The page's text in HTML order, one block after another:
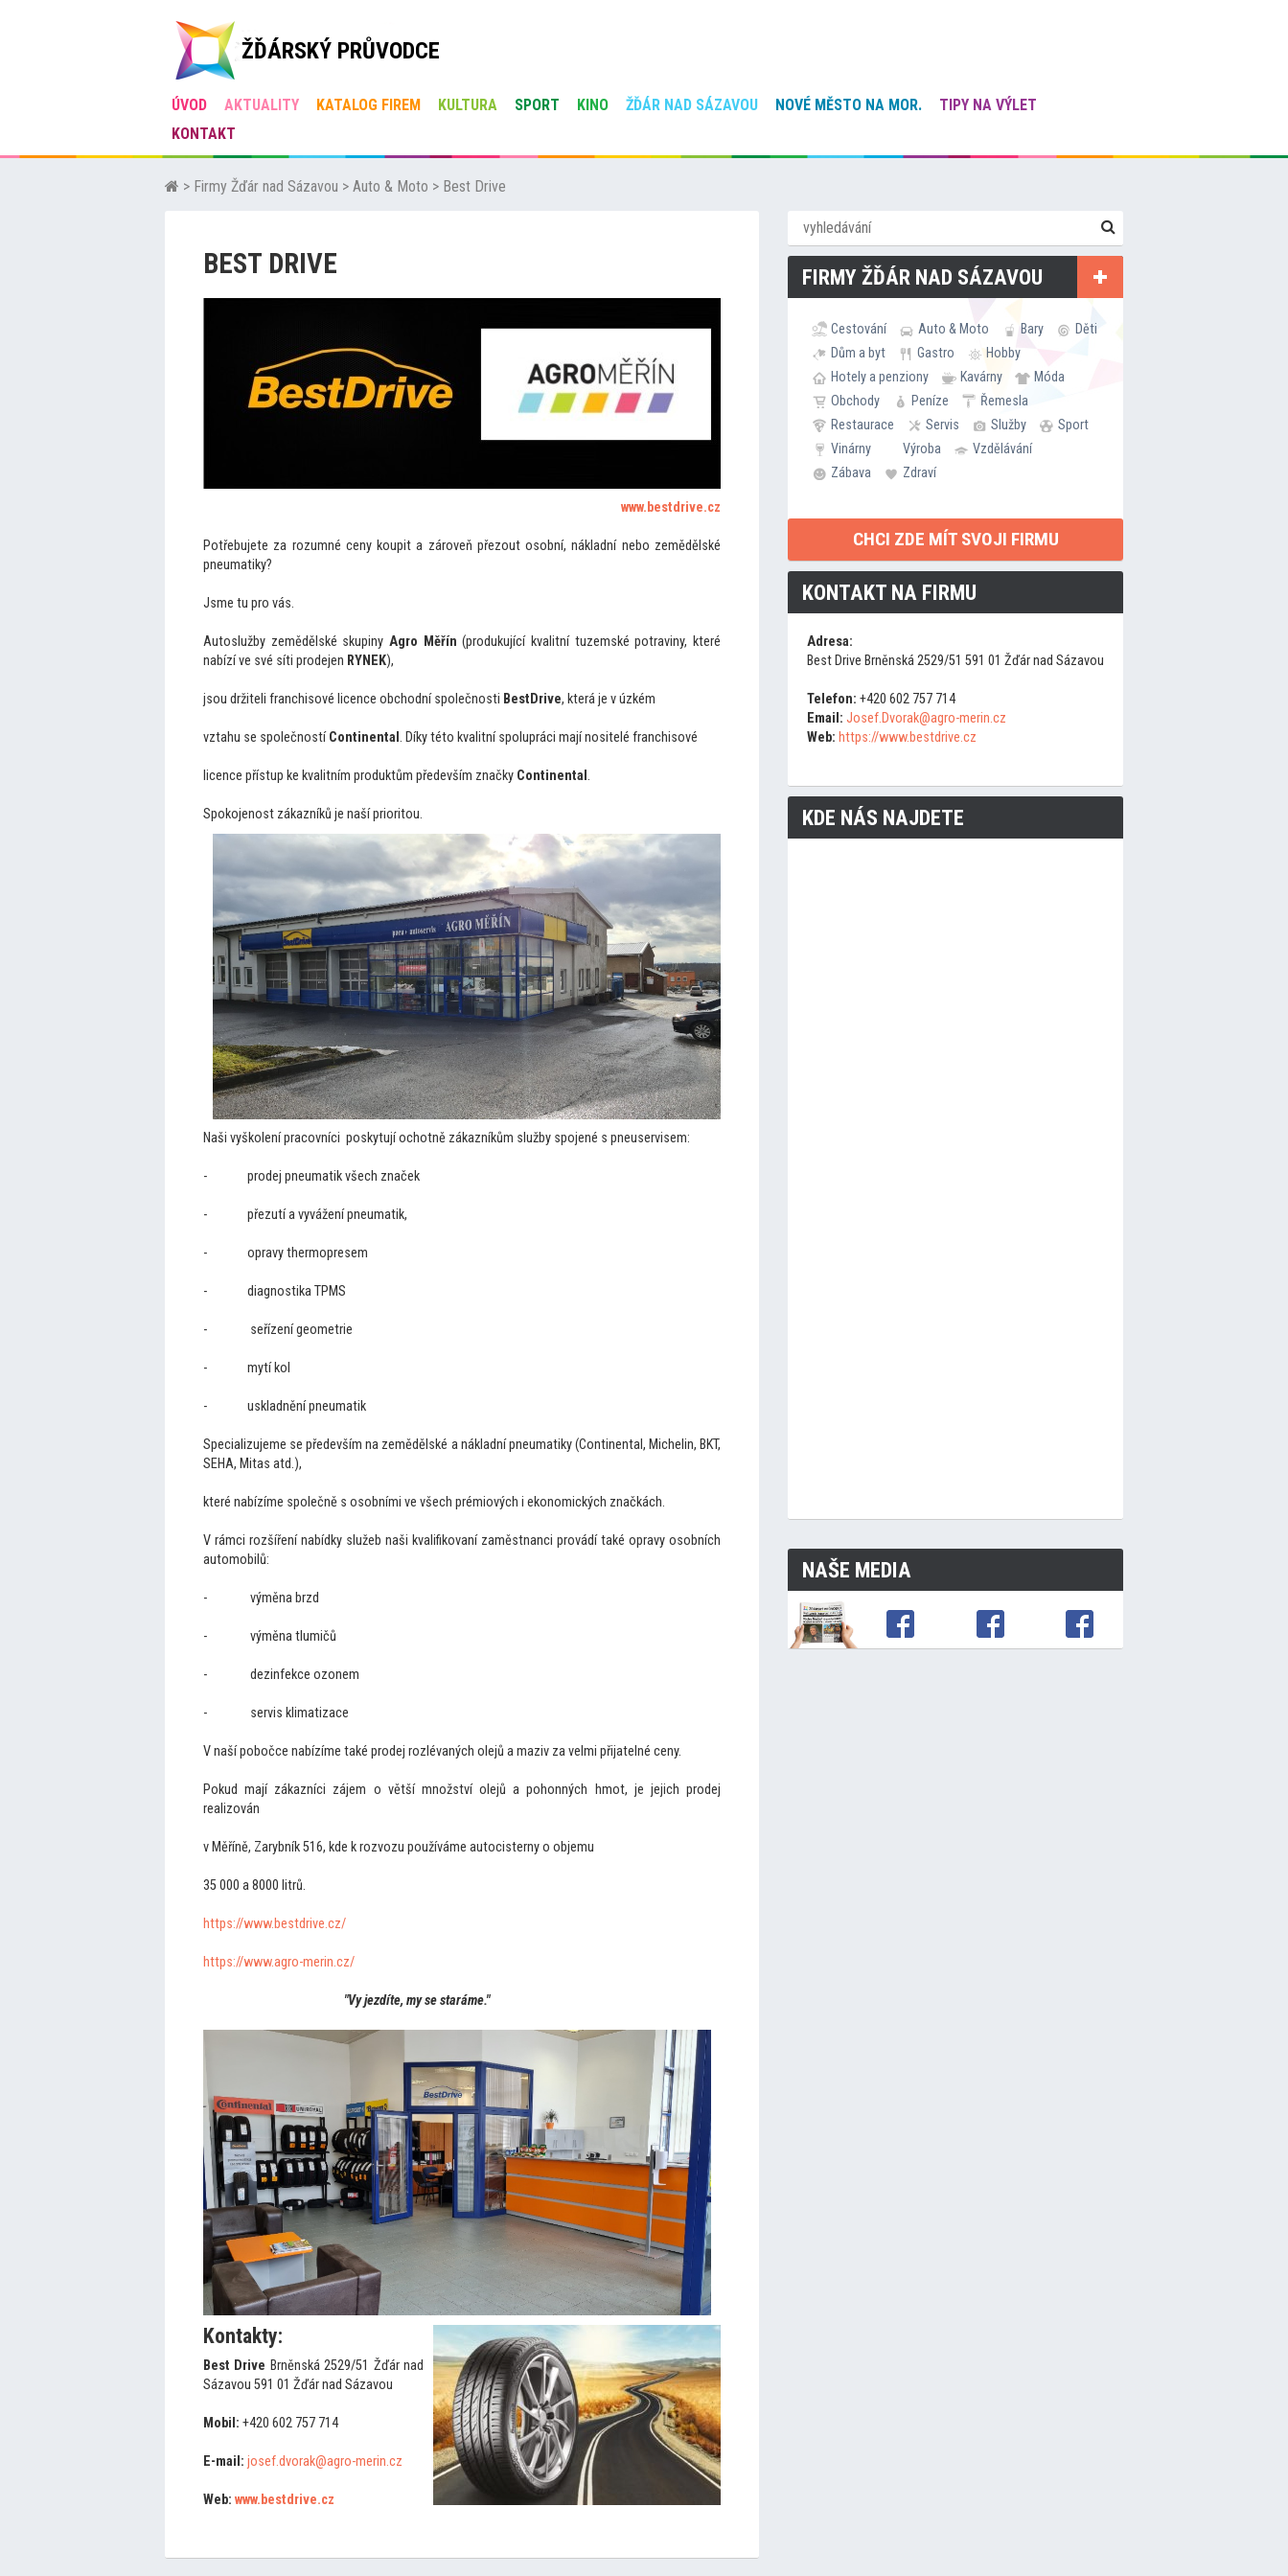
ŽĎÁRSKÝ PRŮVODCE
ÚVOD AKTUALITY KATALOG FIREM KULTURA SPORT KINO ŽĎÁR NAD SÁZAVOU NOVÉ MĚSTO NA MOR.
TIPY NA VÝLET
KONTAKT
> Firmy Žďár nad Sázavou > Auto & Moto > Best Drive
BEST DRIVE
www.bestdrive.cz
Potřebujete za rozumné ceny koupit a zároveň přezout osobní, nákladní nebo zemědělské
pneumatiky?
Jsme tu pro vás.
Autoslužby zemědělské skupiny Agro Měřín (produkující kvalitní tuzemské potraviny, které
nabízí ve své síti prodejen RYNEK),
jsou držiteli franchisové licence obchodní společnosti BestDrive, která je v úzkém
vztahu se společnostíContinental . Díky této kvalitní spolupráci mají nositelé franchisové
licence přístup ke kvalitním produktům především značky Continental .
Spokojenost zákazníků je naší prioritou.
Naši vyškolení pracovníci poskytují ochotně zákazníkům služby spojené s pneuservisem:
- prodej pneumatik všech značek
- přezutí a vyvážení pneumatik,
- opravy thermopresem
- diagnostika TPMS
- seřízení geometrie
- mytí kol
- uskladnění pneumatik
Specializujeme se především na zemědělské a nákladní pneumatiky (Continental, Michelin, BKT,
SEHA, Mitas atd.),
které nabízíme společně s osobními ve všech prémiových i ekonomických značkách.
V rámci rozšíření nabídky služeb naši kvalifikovaní zaměstnanci provádí také opravy osobních
automobilů:
- výměna brzd
- výměna tlumičů
- dezinfekce ozonem
- servis klimatizace
V naší pobočce nabízíme také prodej rozlévaných olejů a maziv za velmi přijatelné ceny.
Pokud mají zákazníci zájem o větší množství olejů a pohonných hmot, je jejich prodej
realizován
v Měříně, Zarybník 516, kde k rozvozu používáme autocisterny o objemu
35 000 a 8000 litrů.
https://www.bestdrive.cz/
https://www.agro-merin.cz/
"Vy jezdíte, my se staráme."
Kontakty:
Best Drive Brněnská 2529/51 Žďár nad
Sázavou 591 01 Žďár nad Sázavou
Mobil: +420 602 757 714
E-mail: josef.dvorak@agro-merin.cz
Web: www.bestdrive.cz
FIRMY ŽĎÁR NAD SÁZAVOU
Cestování Auto & Moto Bary
Děti
Dům a byt
Gastro
Hobby
Hotely a penziony
Kavárny
Móda
Obchody
Peníze
Řemesla
Restaurace
Servis Služby
Sport
Vinárny
Výroba
Vzdělávání
Zábava
Zdraví
CHCI ZDE MÍT SVOJI FIRMU
KONTAKT NA FIRMU
Adresa:
Best Drive Brněnská 2529/51 591 01 Žďár nad Sázavou
Telefon: +420 602 757 714
Email: Josef.Dvorak@agro-merin.cz
Web: https://www.bestdrive.cz
KDE NÁS NAJDETE
NAŠE MEDIA